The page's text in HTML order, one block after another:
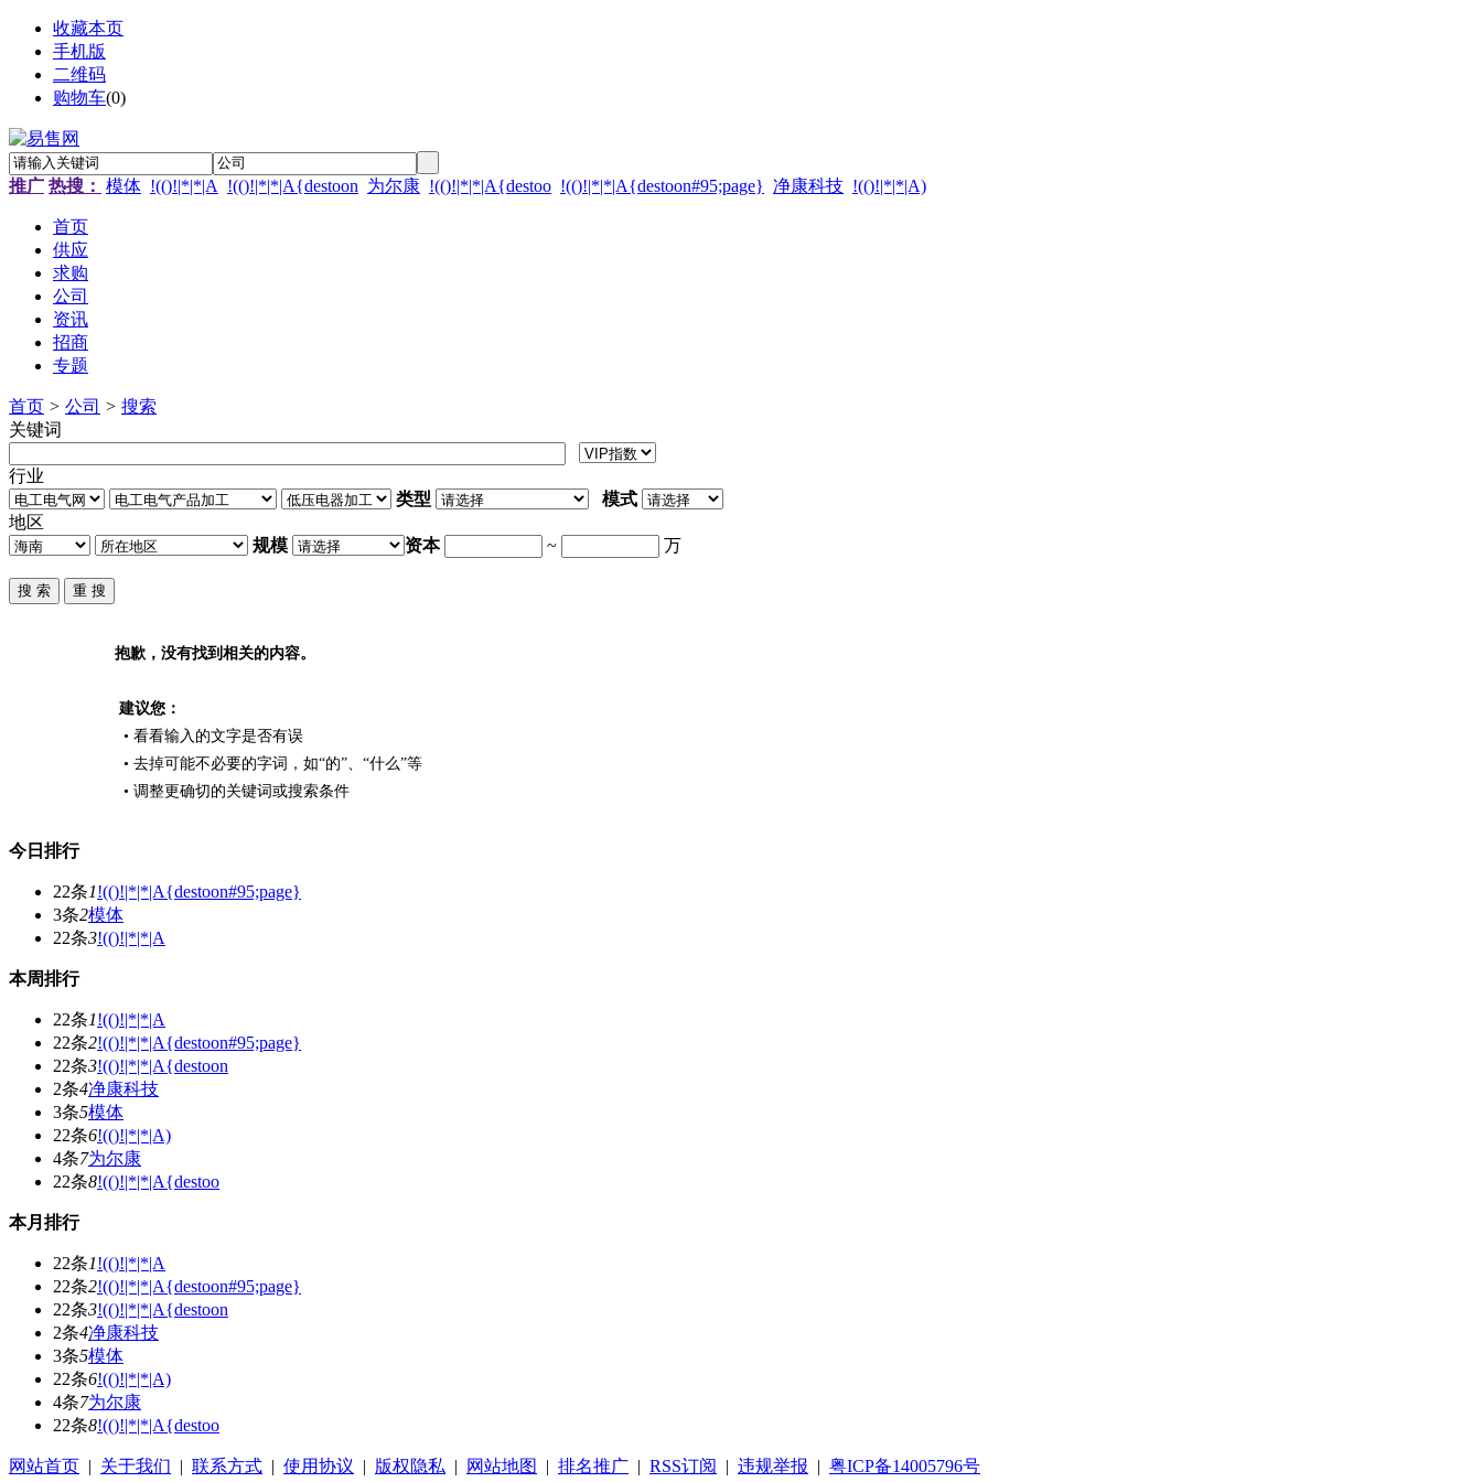
收藏本页
手机版
二维码
购物车(0)
推广 热搜： 模体 !(()!|*|*|A !(()!|*|*|A{destoon 为尔康 !(()!|*|*|A{destoo !(()!|*|*|A{destoon#95;page} 净康科技 !(()!|*|*|A)
首页
供应
求购
公司
资讯
招商
专题
首页 > 公司 > 搜索
关键词
行业
类型
模式
地区
规模
资本 ~ 万
抱歉，没有找到相关的内容。
建议您：
• 看看输入的文字是否有误
• 去掉可能不必要的字词，如“的”、“什么”等
• 调整更确切的关键词或搜索条件
今日排行
22条1!(()!|*|*|A{destoon#95;page}
3条2模体
22条3!(()!|*|*|A
本周排行
22条1!(()!|*|*|A
22条2!(()!|*|*|A{destoon#95;page}
22条3!(()!|*|*|A{destoon
2条4净康科技
3条5模体
22条6!(()!|*|*|A)
4条7为尔康
22条8!(()!|*|*|A{destoo
本月排行
22条1!(()!|*|*|A
22条2!(()!|*|*|A{destoon#95;page}
22条3!(()!|*|*|A{destoon
2条4净康科技
3条5模体
22条6!(()!|*|*|A)
4条7为尔康
22条8!(()!|*|*|A{destoo
网站首页 | 关于我们 | 联系方式 | 使用协议 | 版权隐私 | 网站地图 | 排名推广 | RSS订阅 | 违规举报 | 粤ICP备14005796号